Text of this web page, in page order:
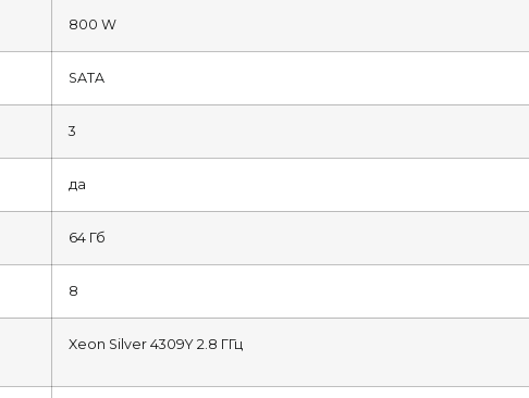
800 W
SATA
3
да
64 Гб
8
Xeon Silver 4309Y 2.8 ГГц